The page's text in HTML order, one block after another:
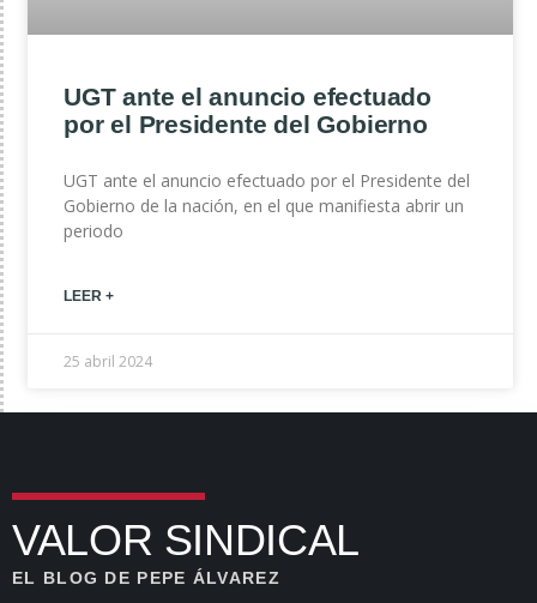
UGT ante el anuncio efectuado
por el Presidente del Gobierno
UGT ante el anuncio efectuado por el Presidente del
Gobierno de la nación, en el que manifiesta abrir un
periodo
LEER +
25 abril 2024
VALOR SINDICAL
EL BLOG DE PEPE ÁLVAREZ